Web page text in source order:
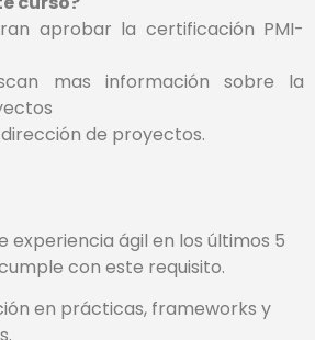
aprobar la certificación PMI-
mas información sobre la
de proyectos.
experiencia ágil en los últimos 5
cumple con este requisito.
en prácticas, frameworks y